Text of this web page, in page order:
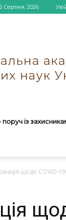
Серпня, 2026
поруч із
щодо COVID-